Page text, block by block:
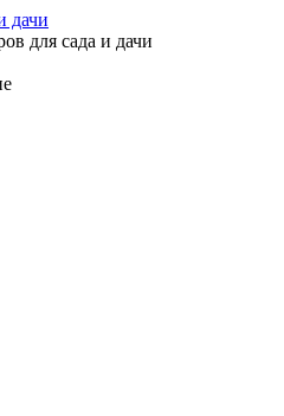
для сада и дачи